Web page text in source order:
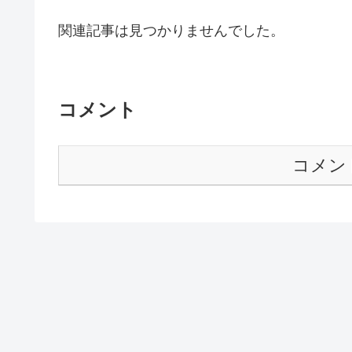
関連記事は見つかりませんでした。
コメント
コメン